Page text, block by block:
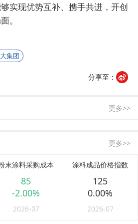
实现优势互补、携手共进，开创
。
集团
分享至：
更多>>
更多>>
末涂料采购成本
85
-2.00%
2026-07
涂料成品价格指数
125
0.00%
2026-07